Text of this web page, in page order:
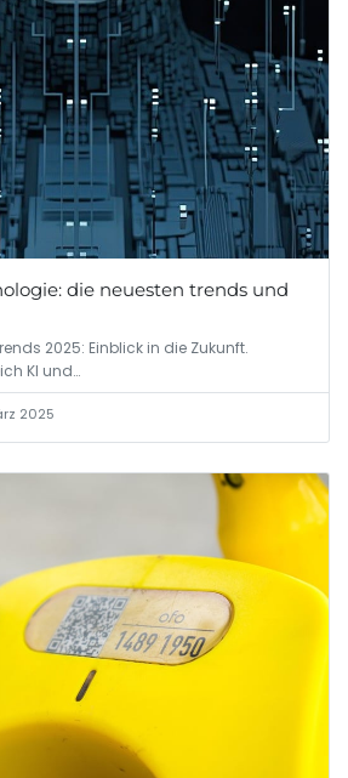
die neuesten trends und
2025: Einblick in die Zukunft.
KI und…
2025